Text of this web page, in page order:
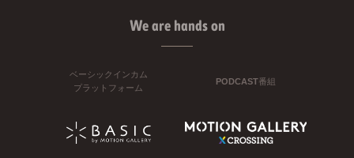
We are hands on
ベーシックインカム
プラットフォーム
PODCAST番組